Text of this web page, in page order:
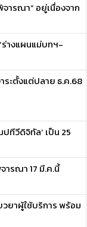
จารณา” อยู่เนื่องจาก
ร่างแผนแม่บทฯ-
ระตั้งแต่ปลาย ธ.ค.68
ทีวีดิจิทัล’ เป็น 25
ารณา 17 มี.ค.นี้
ยาผู้ใช้บริการ พร้อม